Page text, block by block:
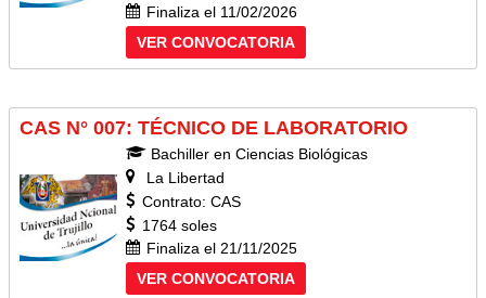
Finaliza el 11/02/2026
VER CONVOCATORIA
CAS N° 007: TÉCNICO DE LABORATORIO
Bachiller en Ciencias Biológicas
La Libertad
Contrato: CAS
1764 soles
Finaliza el 21/11/2025
VER CONVOCATORIA